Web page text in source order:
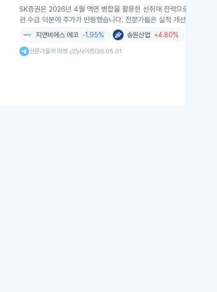
SK증권은 2026년 4월 액면 병합을 활용한 선취매 전략으로 투자자
관 수급 덕분에 주가가 반등했습니다. 전문가들은 실적 개선주에서 단
지앤비에스 에코 -1.95% 송원산업 +4.80%
전문가들의 마켓 (인)사이트 26.05.01